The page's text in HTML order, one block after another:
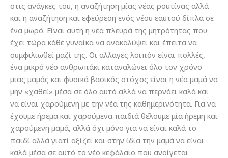
στις ανάγκες του, η αναζήτηση μίας νέας ρουτίνας αλλά
και η αναζήτηση και εφεύρεση ενός νέου εαυτού δίπλα σε
ένα μωρό. Είναι αυτή η νέα πλευρά της μητρότητας που
έχει τώρα κάθε γυναίκα να ανακαλύψει και έπειτα να
συμφιλιωθεί μαζί της. Οι αλλαγές λοιπόν είναι πολλές,
ένα μικρό νέο ανθρωπάκι καταναλώνει όλο τον χρόνο
μιας μαμάς και φυσικά βασικός στόχος είναι η νέα μαμά να
μην «χαθεί» μέσα σε όλο αυτό αλλά να περνάει καλά και
να είναι χαρούμενη με την νέα της καθημερινότητα. Για να
έχουμε ήρεμα και χαρούμενα παιδιά θέλουμε μία ήρεμη και
χαρούμενη μαμά, αλλά όχι μόνο για να είναι καλά το
παιδί αλλά γιατί αξίζει και στην ίδια την μαμά να είναι
καλά μέσα σε αυτό το νέο κεφάλαιο που ανοίγεται